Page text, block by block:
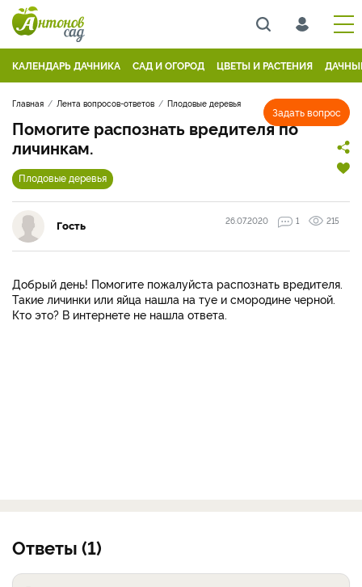
КАЛЕНДАРЬ ДАЧНИКА САД И ОГОРОД ЦВЕТЫ И РАСТЕНИЯ
Задать вопрос
Главная Лента вопросов-ответов Плодовые деревья
Помогите распознать вредителя по
личинкам.
Плодовые деревья
Гость 26.07.2020 1 215
Добрый день! Помогите пожалуйста распознать вредителя.
Такие личинки или яйца нашла на туе и смородине черной.
Кто это? В интернете не нашла ответа.
Ответы (1)